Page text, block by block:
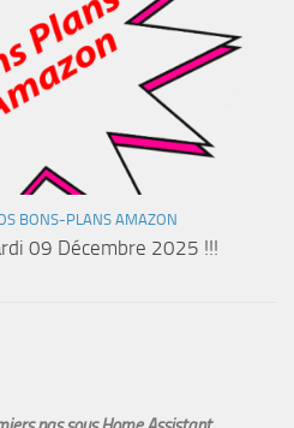
BONS-PLANS AMAZON
09 Décembre 2025 !!!